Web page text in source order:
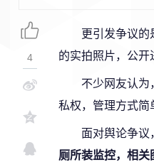
更引发争议
的实拍照片，公
不少网友认为
私权，管理方式简
面对舆论争议
厕所装监控，相
4